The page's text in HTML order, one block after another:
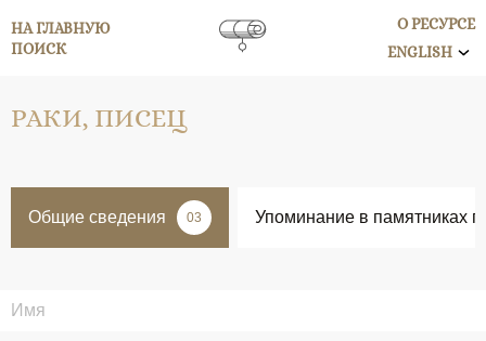
НА ГЛАВНУЮ
ПОИСК
О РЕСУРСЕ
ENGLISH
РАКИ, ПИСЕЦ
Общие сведения 03 Упоминание в памятниках
Имя